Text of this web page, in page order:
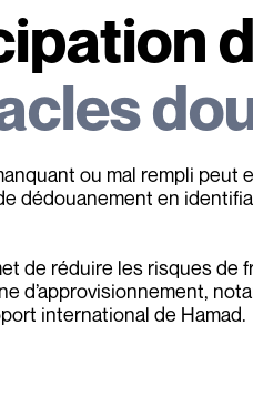
ou mal rempli peut
dédouanement en
de réduire les risques de
d’approvisionnement,
international de Hamad.